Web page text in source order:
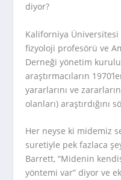
diyor?
Kaliforniya Üniversitesi
fizyoloji profesörü ve
Derneği yönetim
araştırmacıların
yararlarını ve
olanları) araştırdığını
Her neyse ki midemiz
suretiyle pek fazlaca
Barrett, “Midenin
yöntemi var” diyor ve